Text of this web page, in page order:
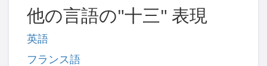
他の言語の"十三" 表現
英語
フランス語